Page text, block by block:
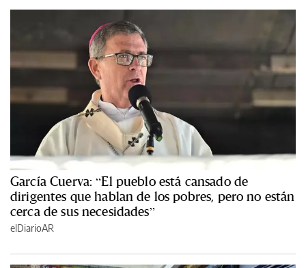
García Cuerva: “El pueblo está cansado de
dirigentes que hablan de los pobres, pero no están
cerca de sus necesidades”
elDiarioAR